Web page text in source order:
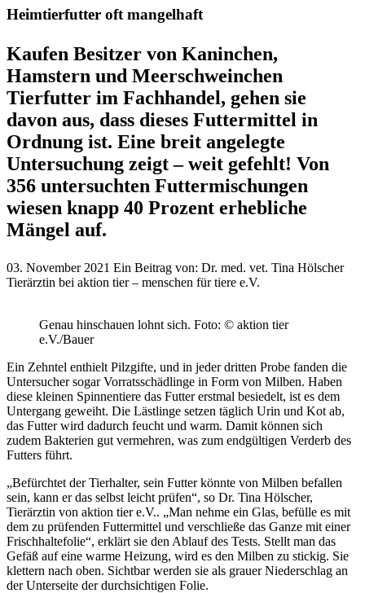
Heimtierfutter oft mangelhaft
Kaufen Besitzer von Kaninchen,
Hamstern und Meerschweinchen
Tierfutter im Fachhandel, gehen sie
davon aus, dass dieses Futtermittel in
Ordnung ist. Eine breit angelegte
Untersuchung zeigt – weit gefehlt! Von
356 untersuchten Futtermischungen
wiesen knapp 40 Prozent erhebliche
Mängel auf.
03. November 2021 Ein Beitrag von: Dr. med. vet. Tina Hölscher
Tierärztin bei aktion tier – menschen für tiere e.V.
Genau hinschauen lohnt sich. Foto: © aktion tier
e.V./Bauer
Ein Zehntel enthielt Pilzgifte, und in jeder dritten Probe fanden die
Untersucher sogar Vorratsschädlinge in Form von Milben. Haben
diese kleinen Spinnentiere das Futter erstmal besiedelt, ist es dem
Untergang geweiht. Die Lästlinge setzen täglich Urin und Kot ab,
das Futter wird dadurch feucht und warm. Damit können sich
zudem Bakterien gut vermehren, was zum endgültigen Verderb des
Futters führt.
„Befürchtet der Tierhalter, sein Futter könnte von Milben befallen
sein, kann er das selbst leicht prüfen“, so Dr. Tina Hölscher,
Tierärztin von aktion tier e.V.. „Man nehme ein Glas, befülle es mit
dem zu prüfenden Futtermittel und verschließe das Ganze mit einer
Frischhaltefolie“, erklärt sie den Ablauf des Tests. Stellt man das
Gefäß auf eine warme Heizung, wird es den Milben zu stickig. Sie
klettern nach oben. Sichtbar werden sie als grauer Niederschlag an
der Unterseite der durchsichtigen Folie.